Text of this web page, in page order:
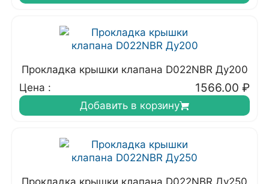
Прокладка крышки клапана D022NBR Ду200
Цена :
1566.00 ₽
Добавить в корзину
Прокладка крышки клапана D022NBR Ду250